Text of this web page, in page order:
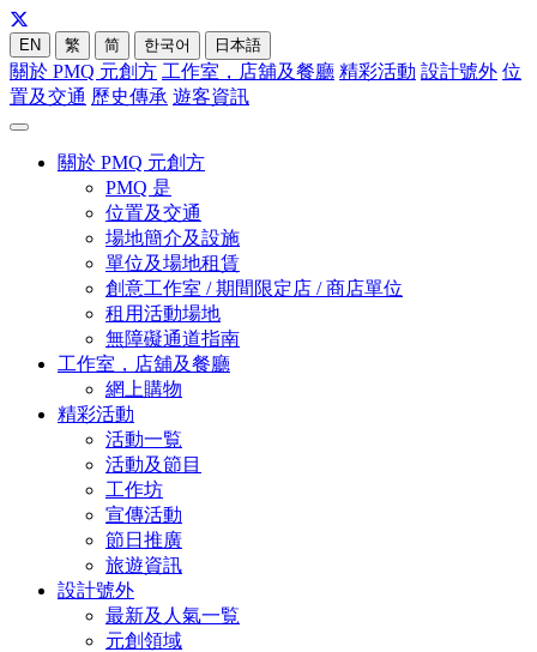
EN 繁 简 한국어 日本語
關於 PMQ 元創方 工作室，店舖及餐廳 精彩活動 設計號外 位
置及交通 歷史傳承 遊客資訊
關於 PMQ 元創方
PMQ 是
位置及交通
場地簡介及設施
單位及場地租賃
創意工作室 / 期間限定店 / 商店單位
租用活動場地
無障礙通道指南
工作室，店舖及餐廳
網上購物
精彩活動
活動一覧
活動及節目
工作坊
宣傳活動
節日推廣
旅遊資訊
設計號外
最新及人氣一覧
元創領域